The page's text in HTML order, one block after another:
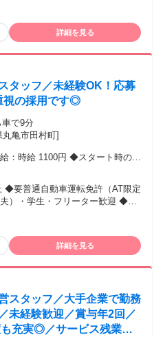
舗によりマイカー通勤可 / ガソ
スト、ボディケア、フットケ
社ならどんな経験でも活かせま
詳細を見る
タッフ／未経験OK！応募
視の採用です◎
で9分
丸亀市田村町]
円 ◆スタート時の給
間有
要普通自動車運転免許（AT限定
）・学生・フリーター歓迎 ◆W
詳細を見る
スタッフ／大手企業で勤務
経験歓迎／賞与年2回／
充実◎／サービス残業無